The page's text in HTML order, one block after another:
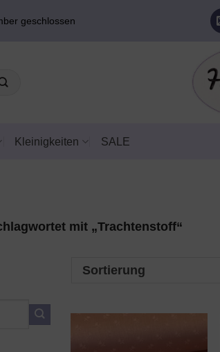
geschlossen
Kleinigkeiten SALE
mit „Trachtenstoff“
Sortierung